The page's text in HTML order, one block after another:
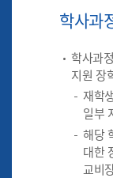
학사과
학사과
지원 장
재학
일부
해당
대한
교비